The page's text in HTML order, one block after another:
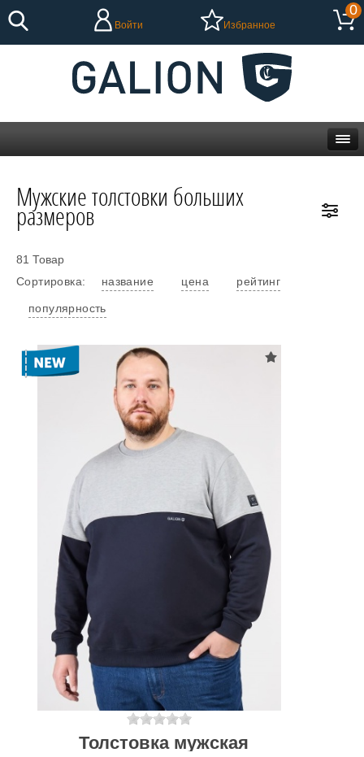
Войти Избранное
0
Мужские толстовки больших
размеров
Сортировка: название цена рейтинг
популярность
81 Товар
Толстовка мужская